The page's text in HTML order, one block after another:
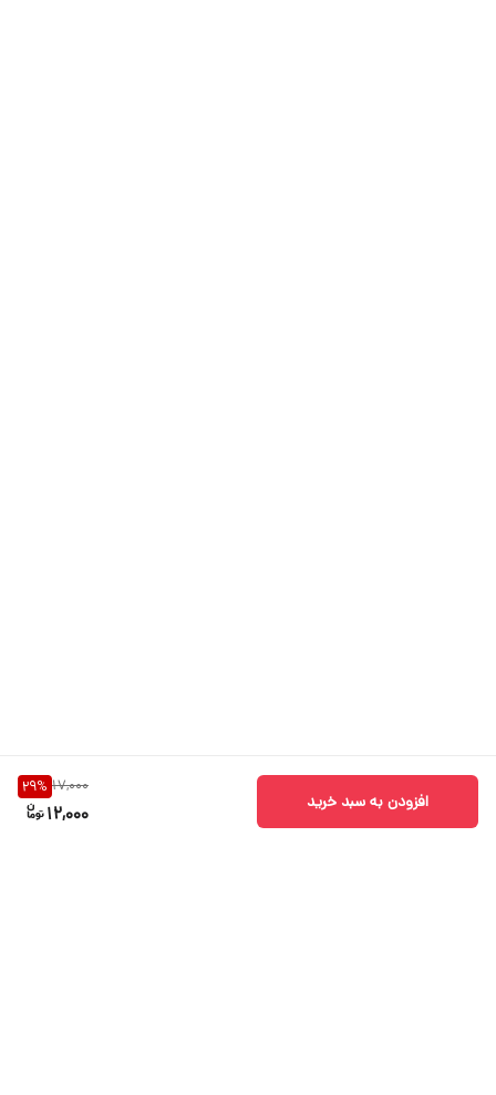
17,000
29%
12,000 افزودن به سبد خرید